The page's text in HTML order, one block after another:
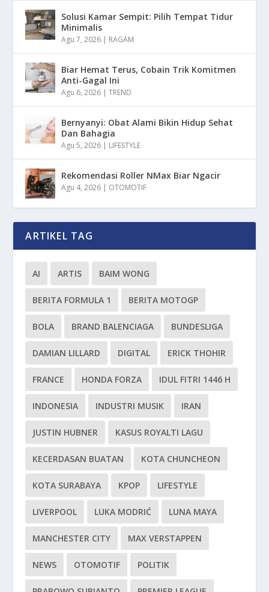
Solusi Kamar Sempit: Pilih Tempat Tidur
Minimalis
Agu 7, 2026 | RAGAM
Biar Hemat Terus, Cobain Trik Komitmen
Anti-Gagal Ini
Agu 6, 2026 |TREND
Bernyanyi: Obat Alami Bikin Hidup Sehat
Dan Bahagia
Agu 5, 2026 | LIFESTYLE
Rekomendasi Roller NMax Biar Ngacir
Agu 4, 2026 | OTOMOTIF
ARTIKEL TAG
AI ARTIS BAIM WONG
BERITA FORMULA 1 BERITA MOTOGP
BOLA BRAND BALENCIAGA BUNDESLIGA
DAMIAN LILLARD DIGITAL ERICK THOHIR
FRANCE HONDA FORZA IDUL FITRI 1446 H
INDONESIA INDUSTRI MUSIK IRAN
JUSTIN HUBNER KASUS ROYALTI LAGU
KECERDASAN BUATAN KOTA CHUNCHEON
KOTA SURABAYA KPOP LIFESTYLE
LIVERPOOL LUKA MODRIĆ LUNA MAYA
MANCHESTER CITY MAX VERSTAPPEN
NEWS OTOMOTIF POLITIK